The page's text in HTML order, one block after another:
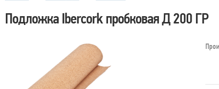
Подложка Ibercork пробковая Д 200 ГР